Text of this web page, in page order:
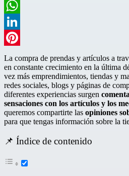
Email
WhatsApp
LinkedIn
Pinterest
La compra de prendas y artículos a
en constante crecimiento en la última
vez más emprendimientos, tiendas y
redes sociales, blogs y páginas de
diferentes experiencias surgen
sensaciones con los artículos y los
queremos compartirte las opiniones
para que tengas información sobre la
📌 Índice de contenido